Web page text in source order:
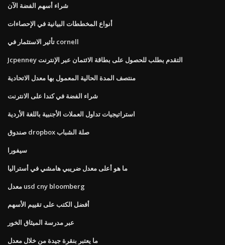
شراء أسهم الفضة الآن
أنواع المخططات البيانية في الإحصاءات
تأثير الاستثمار في cornell
Jcpenney التقدم بطلب للحصول على بطاقة الائتمان عبر الإنترنت
منتصف المدة الحالية المعمول بها معدل الاتحادية
شراء الفضة في كندا على الانترنت
استراتيجيات تداول العملات الأجنبية باللغة الأردية
صندوق dropbox صلة الشباب
سيفورا
ما هو أعلى معدل ضريبي هامشي في أستراليا
معدل usd cny bloomberg
أفضل الكتب على تقييم الأسهم
عبر مدرسة الميثاق الخور
ما يعتبر بنقرة جيدة من خلال معدل